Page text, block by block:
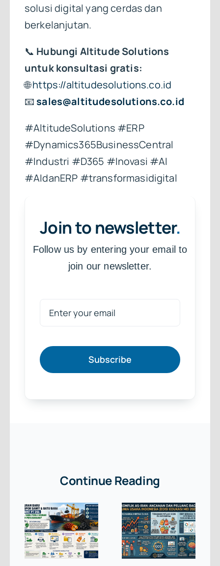
solusi digital yang cerdas dan
berkelanjutan.
📞 Hubungi Altitude Solutions
untuk konsultasi gratis:
🌐https://altitudesolutions.co.id
📧 sales@altitudesolutions.co.id
#AltitudeSolutions #ERP
#Dynamics365BusinessCentral
#Industri #D365 #Inovasi #AI
#AIdanERP #transformasidigital
Join to newsletter.
Follow us by entering your email to
join our newsletter.
Subscribe
Continue Reading